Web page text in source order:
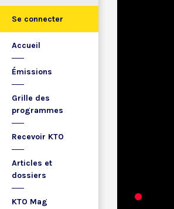
Se connecter
Accueil
Émissions
Grille des
programmes
Recevoir KTO
Articles et
dossiers
KTO Mag